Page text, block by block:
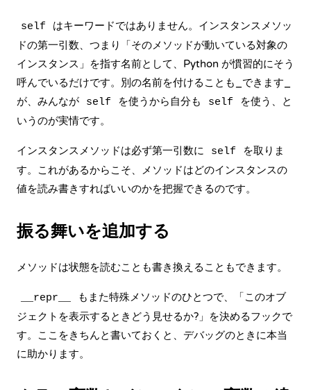
self
はキーワードではありません。インスタンスメソッ
ドの第一引数、つまり「そのメソッドが動いている対象の
インスタンス」を指す名前として、Python が慣習的にそう
呼んでいるだけです。別の名前を付けることも_できます_
が、みんなが
self を使うから自分も self
を使う、と
いうのが実情です。
インスタンスメソッドは必ず第一引数に self
を取りま
す。これがあるからこそ、メソッドはどのインスタンスの
値を読み書きすればいいのかを把握できるのです。
振る舞いを追加する
メソッドは状態を読むことも書き換えることもできます。
__repr__
もまた特殊メソッドのひとつで、「このオブ
ジェクトを表示するときどう見せるか?」を決めるフックで
す。ここをきちんと書いておくと、デバッグのときに本当
に助かります。